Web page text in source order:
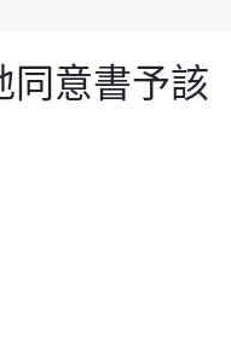
同意書予該